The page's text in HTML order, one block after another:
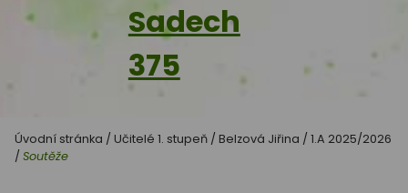
Sadech
375
Úvodní stránka / Učitelé 1. stupeň / Belzová Jiřina / 1.A 2025/2026
/ Soutěže